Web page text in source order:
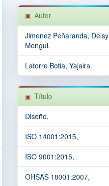
Autor
Jimenez Peñaranda, Deisy
Mongui.
Latorre Botia, Yajaira.
Título
Diseño,
ISO 14001:2015,
ISO 9001:2015,
OHSAS 18001:2007,